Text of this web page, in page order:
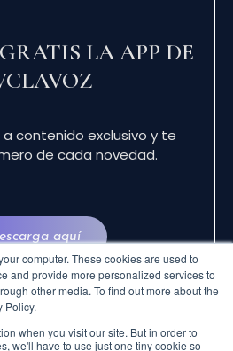
computer. These cookies are used to
and provide more personalized services to
other media. To find out more about the
Policy.
when you visit our site. But in order to
we'll have to use just one tiny cookie so
LA APP DE
contenido exclusivo y te
de cada novedad.
aquí